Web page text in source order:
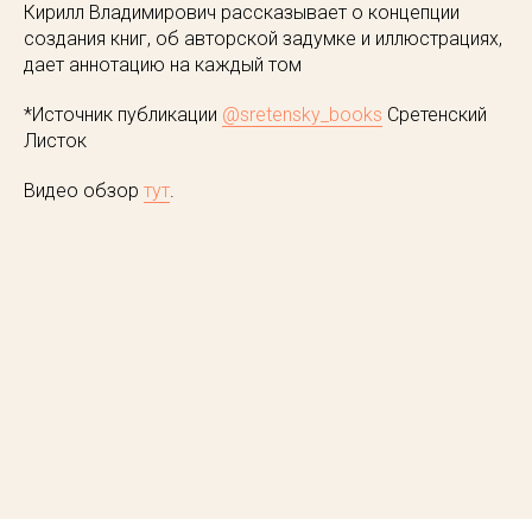
Кирилл Владимирович рассказывает о концепции
создания книг, об авторской задумке и иллюстрациях,
дает аннотацию на каждый том
*Источник публикации @sretensky_books Сретенский
Листок
Видео обзор тут.